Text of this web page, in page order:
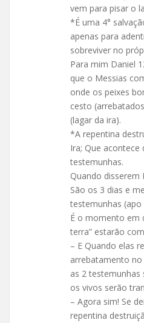
vem para pisar o
*É uma 4°
apenas para
sobreviver no
Para mim Daniel
que o Messias
onde os peixes
cesto
(lagar da ira).
*A repentina
Ira; Que acontece
testemunhas.
Quando disserem
São os 3 dias e
testemunhas
É o momento em
terra” estarão
– E Quando elas
arrebatamento
as 2 testemunhas
os vivos serão
– Agora sim! Se
repentina